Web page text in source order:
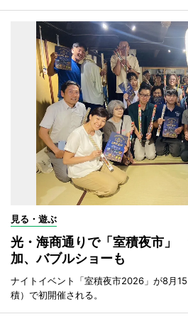
見る・遊ぶ
光・海商通りで「室積夜市」
加、バブルショーも
ナイトイベント「室積夜市2026」が8月
積）で初開催される。